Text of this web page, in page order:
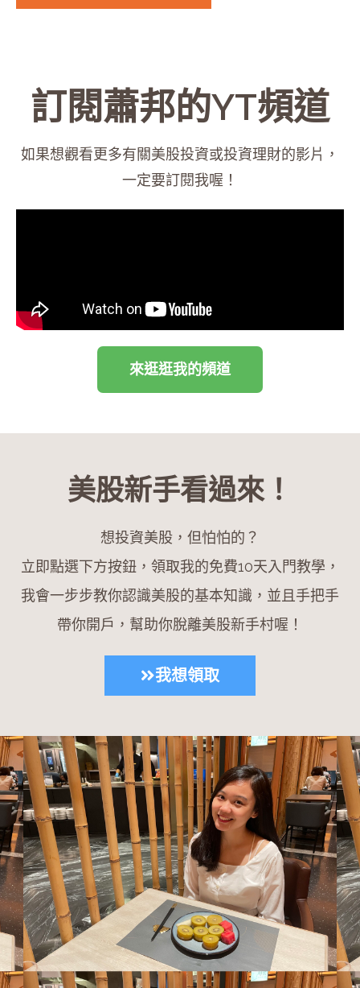
訂閱蕭邦的YT頻道
如果想觀看更多有關美股投資或投資理財的影片，
一定要訂閱我喔！
來逛逛我的頻道
美股新手看過來！
想投資美股，但怕怕的？
立即點選下方按鈕，領取我的免費10天入門教學，
我會一步步教你認識美股的基本知識，並且手把手
帶你開戶，幫助你脫離美股新手村喔！
我想領取